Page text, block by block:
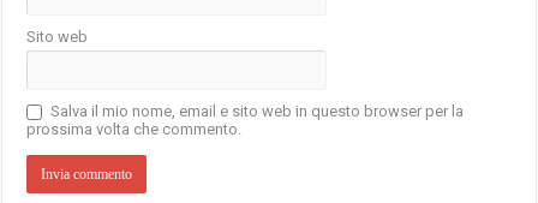
Sito web
Salva il mio nome, email e sito web in questo browser per la
prossima volta che commento.